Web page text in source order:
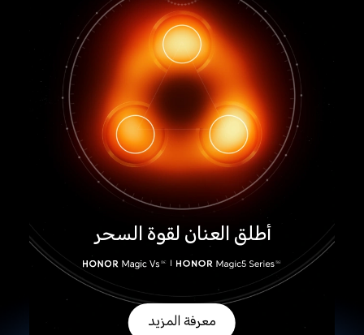
أطلق العنان لقوة السحر
|
معرفة المزيد